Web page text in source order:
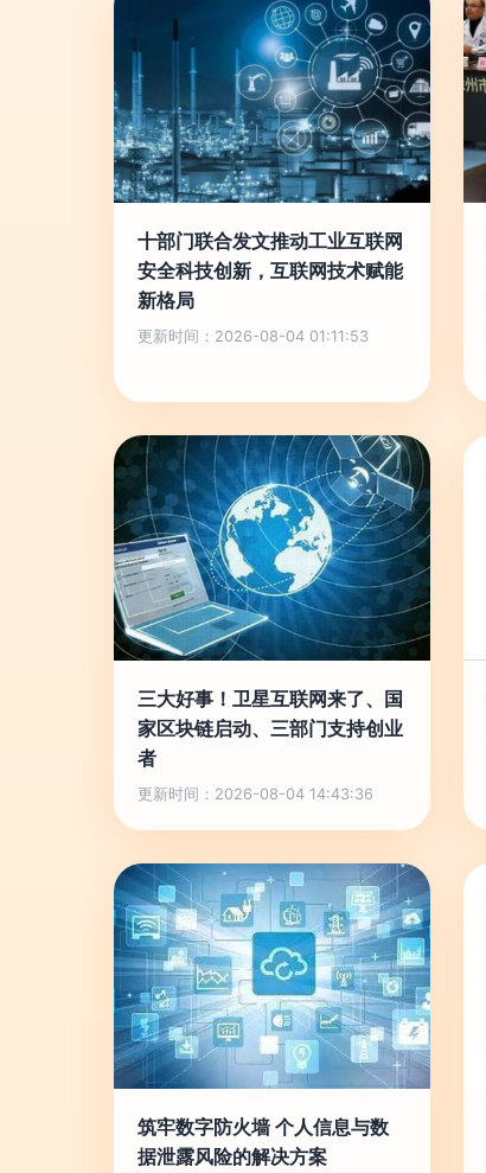
十部门联合发文推动工业互联网
安全科技创新，互联网技术赋能
新格局
更新时间：2026-08-04 01:11:53
三大好事！卫星互联网来了、国
家区块链启动、三部门支持创业
者
更新时间：2026-08-04 14:43:36
筑牢数字防火墙 个人信息与数
据泄露风险的解决方案